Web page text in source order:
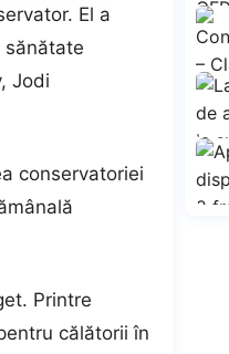
El a
sănătate
Jodi
conservatoriei
Printre
călătorii în